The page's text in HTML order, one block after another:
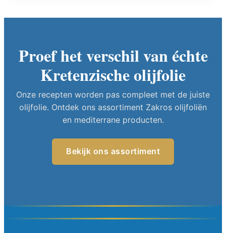
Proef het verschil van échte
Kretenzische olijfolie
Onze recepten worden pas compleet met de juiste
olijfolie. Ontdek ons assortiment Zakros olijfoliën
en mediterrane producten.
Bekijk ons assortiment